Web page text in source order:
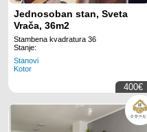
Jednosoban stan, Sveta
Vrača, 36m2
Stambena kvadratura 36
Stanje:
Stanovi
Kotor
400€